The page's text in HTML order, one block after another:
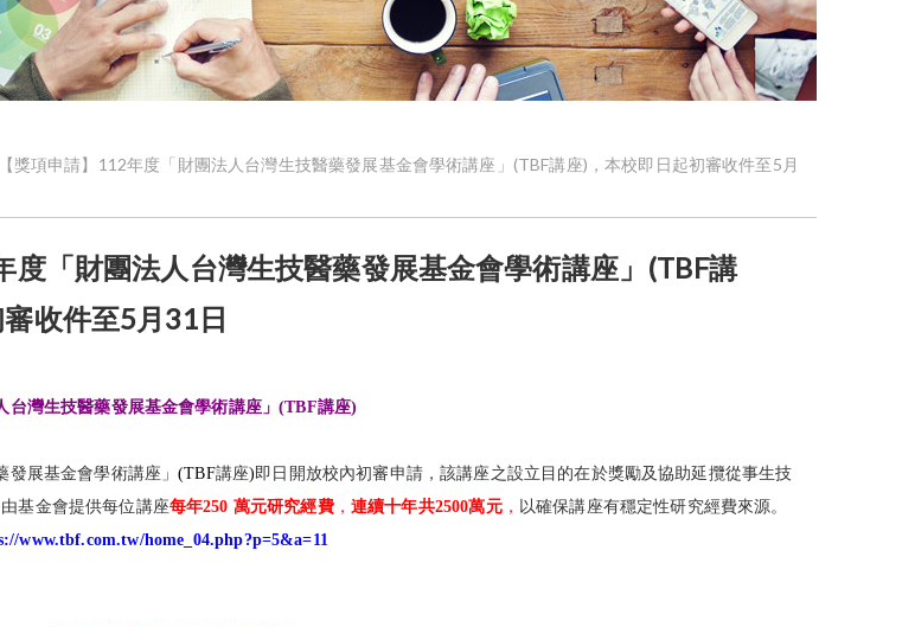
【獎項申請】112年度「財團法人台灣生技醫藥發展基金會學術講座」(TBF講座)，本校即日起初審收件至5月
度「財團法人台灣生技醫藥發展基金會學術講座」(TBF講
收件至5月31日
台灣生技醫藥發展基金會學術講座」(TBF講座)
發展基金會學術講座」(TBF講座)即日開放校內初審申請，該講座之設立目的在於獎勵及協助延攬從事生技
基金會提供每位講座每年250 萬元研究經費， 連續十年共2500萬元， 以確保講座有穩定性研究經費來源。
www.tbf.com.tw/home_04.php?p=5&a=11